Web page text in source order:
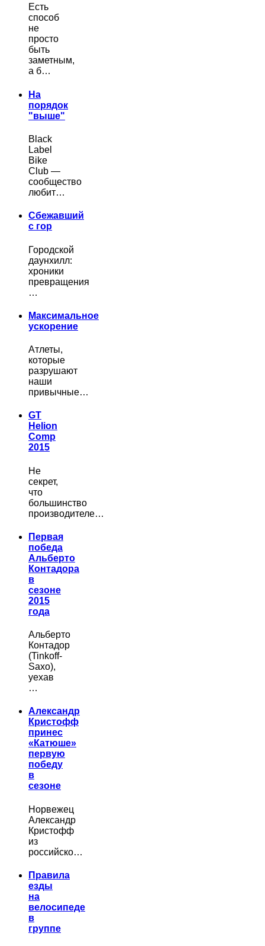
Есть
способ
не
просто
быть
заметным,
а б…
На
порядок
"выше"
Black
Label
Bike
Club —
сообщество
любит…
Сбежавший
с гор
Городской
даунхилл:
хроники
превращения
…
Максимальное
ускорение
Атлеты,
которые
разрушают
наши
привычные…
GT
Helion
Comp
2015
Не
секрет,
что
большинство
производителе…
Первая
победа
Альберто
Контадора
в
сезоне
2015
года
Альберто
Контадор
(Tinkoff-
Saxo),
уехав
…
Александр
Кристофф
принес
«Катюше»
первую
победу
в
сезоне
Норвежец
Александр
Кристофф
из
российско…
Правила
езды
на
велосипеде
в
группе